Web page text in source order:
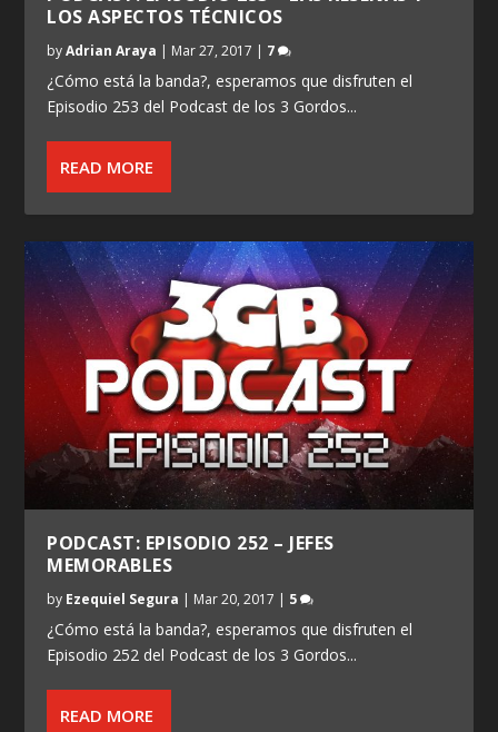
LOS ASPECTOS TÉCNICOS
byAdrian Araya | Mar 27, 2017 | 7
¿Cómo está la banda?, esperamos que disfruten el
Episodio 253 del Podcast de los 3 Gordos...
READ MORE
PODCAST: EPISODIO 252 – JEFES
MEMORABLES
by Ezequiel Segura | Mar 20, 2017 | 5
¿Cómo está la banda?, esperamos que disfruten el
Episodio 252 del Podcast de los 3 Gordos...
READ MORE